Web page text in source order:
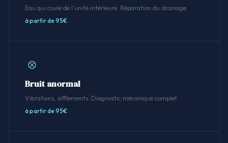
Eau qui coule de l'unité intérieure. Réparation du drainage.
à partir de 95€
Bruit anormal
Vibrations, sifflements. Diagnostic mécanique complet.
à partir de 95€